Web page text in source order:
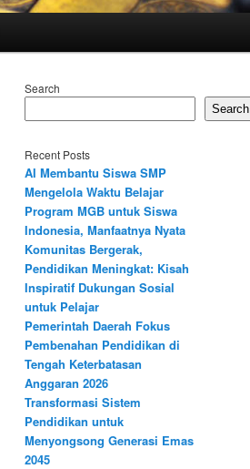
Search
Search
Recent Posts
AI Membantu Siswa SMP
Mengelola Waktu Belajar
Program MGB untuk Siswa
Indonesia, Manfaatnya Nyata
Komunitas Bergerak,
Pendidikan Meningkat: Kisah
Inspiratif Dukungan Sosial
untuk Pelajar
Pemerintah Daerah Fokus
Pembenahan Pendidikan di
Tengah Keterbatasan
Anggaran 2026
Transformasi Sistem
Pendidikan untuk
Menyongsong Generasi Emas
2045